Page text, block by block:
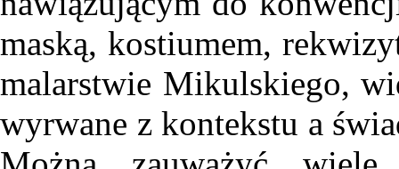
maską, kostiumem,
malarstwie Mikulskiego,
wyrwane z kontekstu a